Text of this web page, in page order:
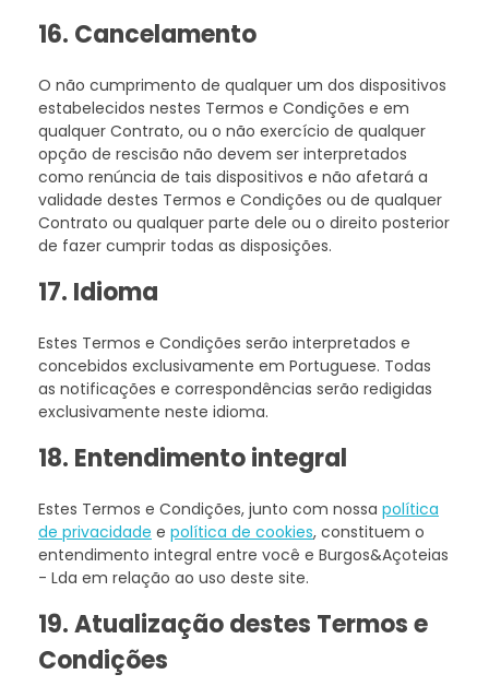
16. Cancelamento
O não cumprimento de qualquer um dos dispositivos
estabelecidos nestes Termos e Condições e em
qualquer Contrato, ou o não exercício de qualquer
opção de rescisão não devem ser interpretados
como renúncia de tais dispositivos e não afetará a
validade destes Termos e Condições ou de qualquer
Contrato ou qualquer parte dele ou o direito posterior
de fazer cumprir todas as disposições.
17. Idioma
Estes Termos e Condições serão interpretados e
concebidos exclusivamente em Portuguese. Todas
as notificações e correspondências serão redigidas
exclusivamente neste idioma.
18. Entendimento integral
Estes Termos e Condições, junto com nossa política
de privacidade e política de cookies, constituem o
entendimento integral entre você e Burgos&Açoteias
- Lda em relação ao uso deste site.
19. Atualização destes Termos e
Condições